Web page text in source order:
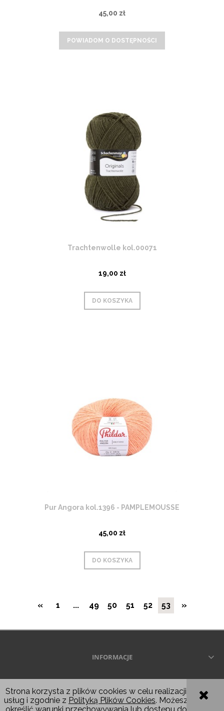
Strona korzysta z plików cookies w celu realizacji
usług i zgodnie z Polityką Plików Cookies. Możesz
45,00 zł
POWIADOM O DOSTĘPNOŚCI
Trachtenwolle kol.00071
19,00 zł
DO KOSZYKA
Pur Angora kol.1396 - PAMPLEMOUSSE
45,00 zł
DO KOSZYKA
« 1 ... 49 50 51 52 53 »
INFORMACJE
POKAŻ PEŁNĄ WERSJĘ STRONY